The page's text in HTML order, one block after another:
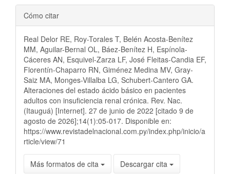
Detalles
del
artículo
Cómo citar
Real Delor RE, Roy-Torales T, Belén Acosta-Benítez
MM, Aguilar-Bernal OL, Báez-Benítez H, Espínola-
Cáceres AN, Esquivel-Zarza LF, José Fleitas-Candia EF,
Florentín-Chaparro RN, Giménez Medina MV, Gray-
Saiz MA, Monges-Villalba LG, Schubert-Cantero GA.
Alteraciones del estado ácido básico en pacientes
adultos con insuficiencia renal crónica. Rev. Nac.
(Itauguá) [Internet]. 27 de junio de 2022 [citado 9 de
agosto de 2026];14(1):05-017. Disponible en:
https://www.revistadelnacional.com.py/index.php/inicio/a
rticle/view/71
Más formatos de cita Descargar cita